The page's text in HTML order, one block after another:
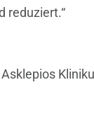
reduziert.“